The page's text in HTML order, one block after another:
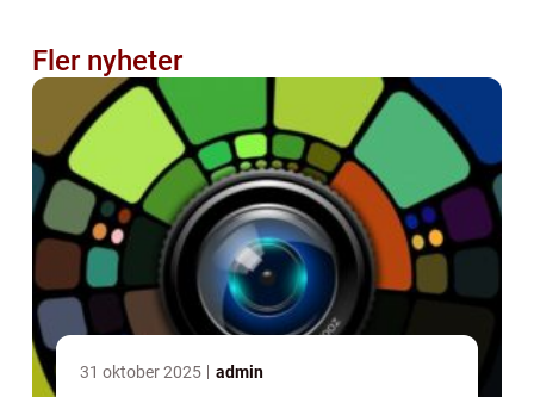
Fler nyheter
31 oktober 2025 admin